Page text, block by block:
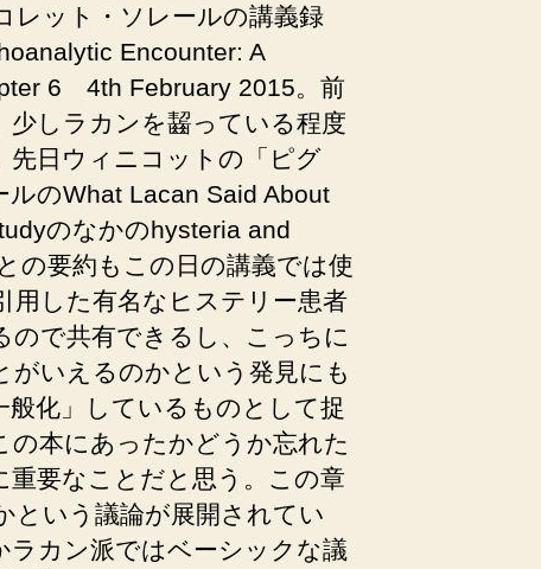
レット・ソレールの講義録
Encounter: A
6 4th February 2015。前
少しラカンを齧っている程度
先日ウィニコットの「ピグ
のWhat Lacan Said About
のなかのhysteria and
の要約もこの日の講義では使
用した有名なヒステリー患者
で共有できるし、こっちに
いえるのかという発見にも
化」しているものとして捉
の本にあったかどうか忘れた
要なことだと思う。この章
という議論が展開されてい
ラカン派ではベーシックな議